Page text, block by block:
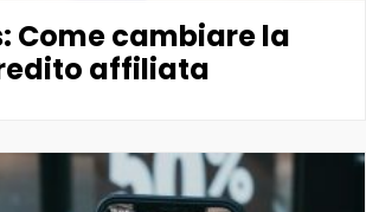
Come cambiare la
affiliata